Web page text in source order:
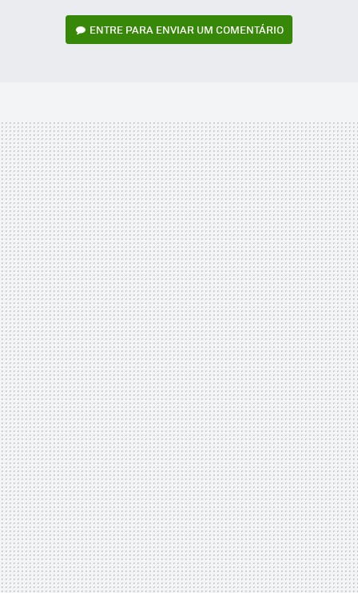
ENTRE PARA ENVIAR UM COMENTÁRIO